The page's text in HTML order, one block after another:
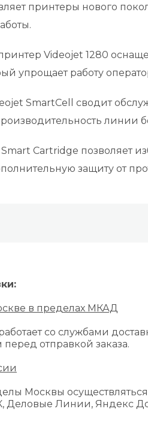
принтеры нового
Videojet 1280
упрощает работу
SmartCell сводит
линии
Cartridge позволяет
защиту от
в пределах МКАД
со службами
отправкой заказа.
Москвы
Деловые Линии, Яндекс